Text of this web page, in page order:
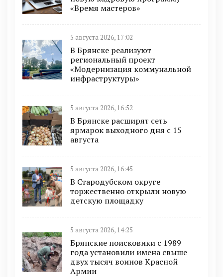
«Время мастеров»
5 августа 2026, 17:02
В Брянске реализуют
региональный проект
«Модернизация коммунальной
инфраструктуры»
5 августа 2026, 16:52
В Брянске расширят сеть
ярмарок выходного дня с 15
августа
5 августа 2026, 16:45
В Стародубском округе
торжественно открыли новую
детскую площадку
5 августа 2026, 14:25
Брянские поисковики с 1989
года установили имена свыше
двух тысяч воинов Красной
Армии